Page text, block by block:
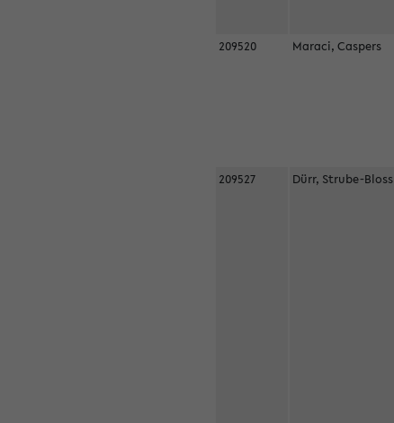
209520 Maraci, Caspers
209527 Dürr, Strube-Bloss